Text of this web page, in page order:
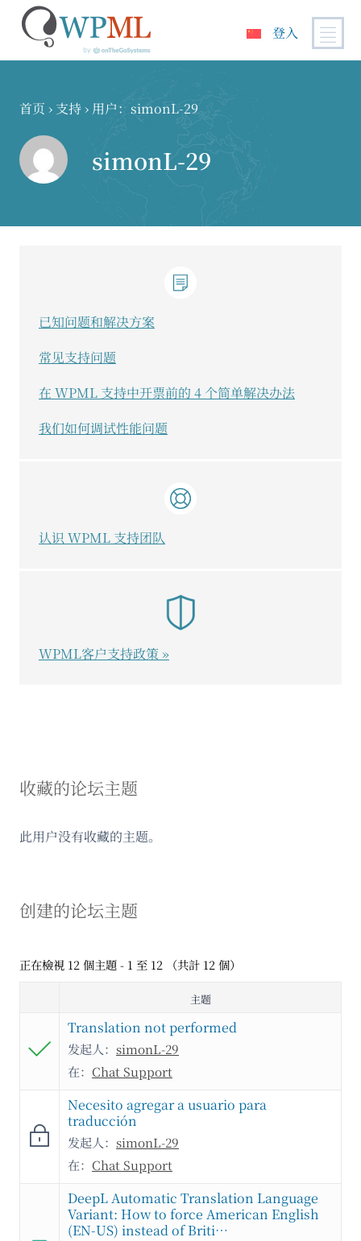
登入
首页 › 支持› 用户：simonL-29
simonL-29
收藏的论坛主题
此用户没有收藏的主题。
创建的论坛主题
正在檢視 12 個主題 - 1 至 12 （共計 12 個）
主题
Translation not performed
发起人： simonL-29
在： Chat Support
Necesito agregar a usuario para
traducción
发起人： simonL-29
在： Chat Support
DeepL Automatic Translation Language
Variant: How to force American English
(EN-US) instead of Briti…
已知问题和解决方案
常见支持问题
在 WPML 支持中开票前的 4 个简单解决办法
我们如何调试性能问题
认识 WPML 支持团队
WPML客户支持政策 »